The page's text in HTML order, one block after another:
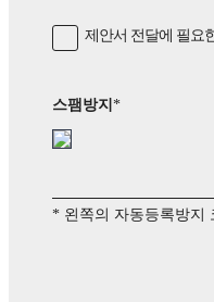
제안서 전달에 필요
스팸방지 *
* 왼쪽의 자동등록방지